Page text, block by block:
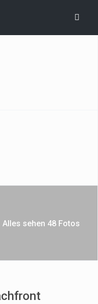
Alles sehen 48 Fotos